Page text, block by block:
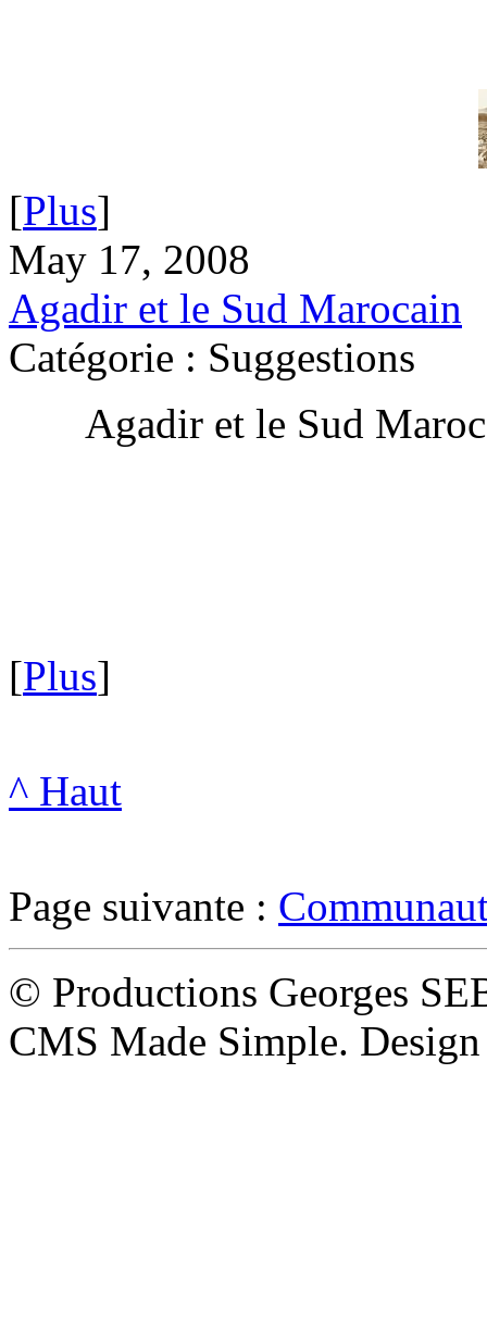
[Plus]
May 17, 2008
Agadir et le Sud Marocain
Catégorie : Suggestions
Agadir et le Sud
[Plus]
^ Haut
Page suivante :
© Productions Georges
CMS Made Simple. Design